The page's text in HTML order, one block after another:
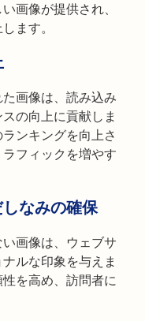
画像が提供され、
ます。
画像は、読み込み
の向上に貢献しま
ンキングを向上さ
フィックを増やす
なみの確保
画像は、ウェブサ
ルな印象を与えま
を高め、訪問者に